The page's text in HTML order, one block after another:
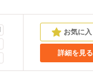
詳細を見る